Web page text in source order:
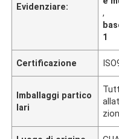
Evidenziare:
,
1
Certificazione
Imballaggi partico
lari